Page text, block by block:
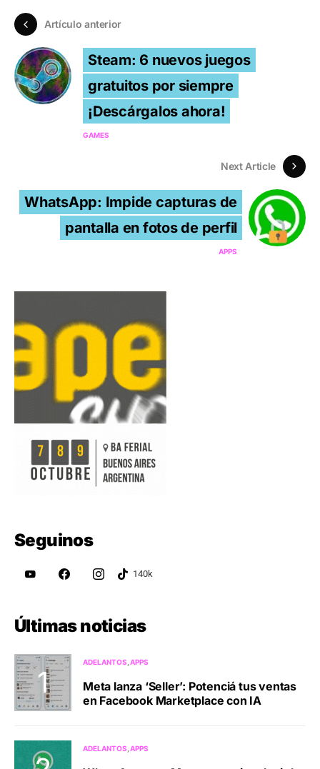
Artículo anterior
Steam: 6 nuevos juegos
gratuitos por siempre
¡Descárgalos ahora!
GAMES
Next Article
WhatsApp: Impide capturas de
pantalla en fotos de perfil
APPS
Seguinos
Últimas noticias
ADELANTOS APPS
Meta lanza ‘Seller’: Potenciá tus ventas
en Facebook Marketplace con IA
ADELANTOS APPS